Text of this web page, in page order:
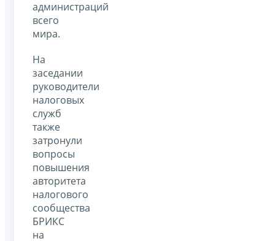
администраций
всего
мира.
На
заседании
руководители
налоговых
служб
также
затронули
вопросы
повышения
авторитета
налогового
сообщества
БРИКС
на